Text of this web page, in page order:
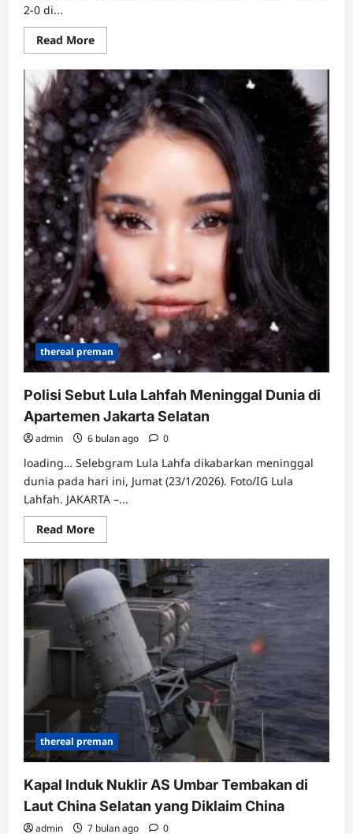
2-0 di...
Read MoreRead
more
Meksiko
Gulung
Afrika
Selatan
2-
0
thereal preman
Polisi Sebut Lula Lahfah Meninggal Dunia di
Apartemen Jakarta Selatan
admin 6 bulan ago 0
loading… Selebgram Lula Lahfa dikabarkan meninggal
dunia pada hari ini, Jumat (23/1/2026). Foto/IG Lula
Lahfah. JAKARTA –...
Read MoreRead
more
Polisi
Sebut
Lula
Lahfah
Meninggal
Dunia
di
Apartemen
Jakarta
Selatan
thereal preman
Kapal Induk Nuklir AS Umbar Tembakan di
Laut China Selatan yang Diklaim China
admin 7 bulan ago 0